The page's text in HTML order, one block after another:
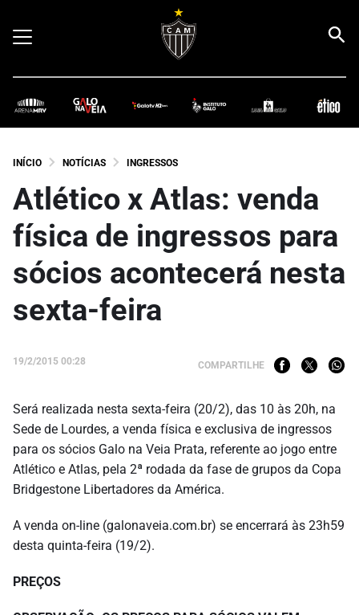
INÍCIO NOTÍCIAS INGRESSOS
Atlético x Atlas: venda
física de ingressos para
sócios acontecerá nesta
sexta-feira
19/2/2015 00:28 COMPARTILHE
Será realizada nesta sexta-feira (20/2), das 10 às 20h, na
Sede de Lourdes, a venda física e exclusiva de ingressos
para os sócios Galo na Veia Prata, referente ao jogo entre
Atlético e Atlas, pela 2ª rodada da fase de grupos da Copa
Bridgestone Libertadores da América.
A venda on-line (galonaveia.com.br) se encerrará às 23h59
desta quinta-feira (19/2).
PREÇOS